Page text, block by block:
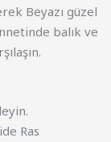
Beyazı güzel
balık ve
Ras